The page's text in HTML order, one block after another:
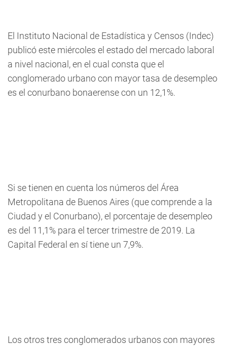
El Instituto Nacional de Estadística y Censos (Indec)
publicó este miércoles el estado del mercado laboral
a nivel nacional, en el cual consta que el
conglomerado urbano con mayor tasa de desempleo
es el conurbano bonaerense con un 12,1%.
Si se tienen en cuenta los números del Área
Metropolitana de Buenos Aires (que comprende a la
Ciudad y el Conurbano), el porcentaje de desempleo
es del 11,1% para el tercer trimestre de 2019. La
Capital Federal en sí tiene un 7,9%.
Los otros tres conglomerados urbanos con mayores